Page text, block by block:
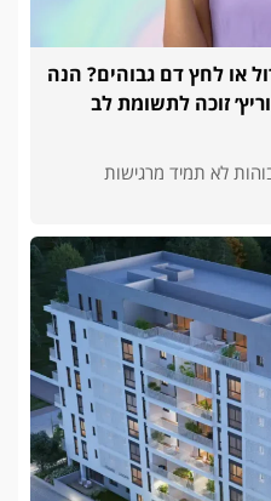
או לחץ דם גבוהים? הנה
זוכה לתשומת לב
לא תמיד מרגישות